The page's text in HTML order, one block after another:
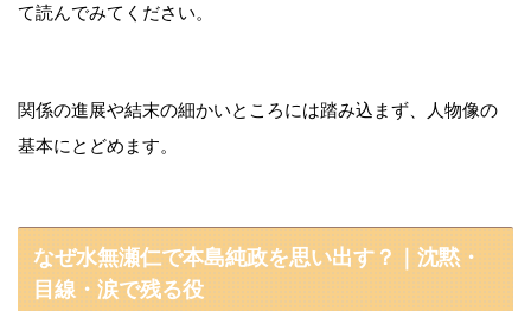
て読んでみてください。
関係の進展や結末の細かいところには踏み込まず、人物像の
基本にとどめます。
なぜ水無瀬仁で本島純政を思い出す？｜沈黙・
目線・涙で残る役